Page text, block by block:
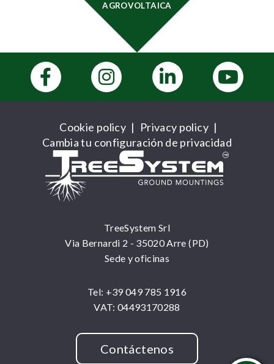
AGROVOLTAICA
TreeSystem Srl
Via Bernardi 2 - 35020 Arre (PD)
Sede y oficinas
Tel: +39 049 785 1916
VAT: 04493170288
Contáctenos
Cookie policy | Privacy policy |
Cambia tu configuración de privacidad